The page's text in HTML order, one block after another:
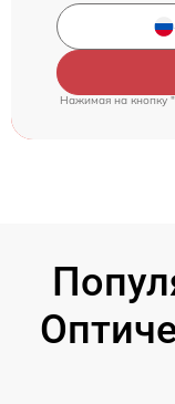
Нажимая на кнопку